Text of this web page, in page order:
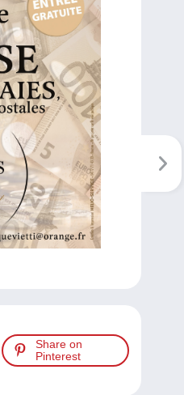
Share on
Pinterest